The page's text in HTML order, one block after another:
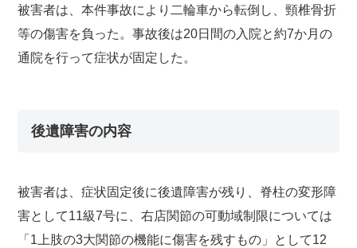
被害者は、本件事故により二輪車から転倒し、頸椎骨折
等の傷害を負った。事故後は20日間の入院と約7か月の
通院を行って症状が固定した。
後遺障害の内容
被害者は、症状固定後に後遺障害が残り、脊柱の変形障
害として11級7号に、右店関節の可動域制限については
「1上肢の3大関節の機能に傷害を残すもの」として12